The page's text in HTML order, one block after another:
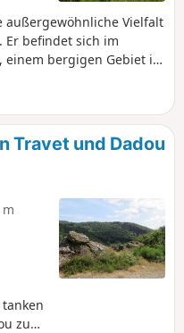
außergewöhnliche Vielfalt
befindet sich im
einem bergigen Gebiet in
Der Weg führt
Punkt des Gebiets (483
auf das
hinunter zum Ufer des
Centre Tarn. Siehe
Travet und Dadou
zu